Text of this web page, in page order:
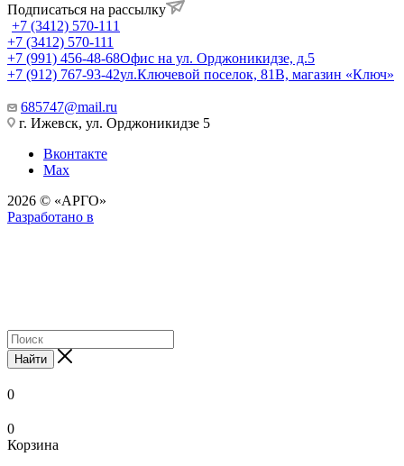
Подписаться на рассылку
+7 (3412) 570-111
+7 (3412) 570-111
+7 (991) 456-48-68Офис на ул. Орджоникидзе, д.5
+7 (912) 767-93-42ул.Ключевой поселок, 81В, магазин «Ключ»
685747@mail.ru
г. Ижевск, ул. Орджоникидзе 5
Вконтакте
Max
2026 © «АРГО»
Разработано в
Найти
0
0
Корзина